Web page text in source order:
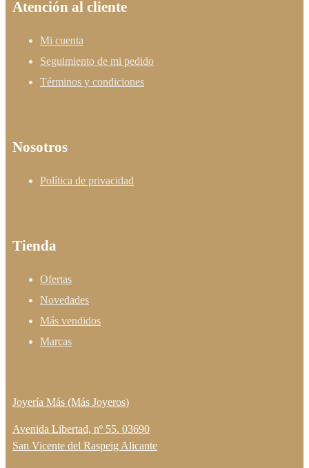
Atención al cliente
Mi cuenta
Seguimiento de mi pedido
Términos y condiciones
Nosotros
Política de privacidad
Tienda
Ofertas
Novedades
Más vendidos
Marcas
Joyería Más (Más Joyeros)
Avenida Libertad, nº 55. 03690
San Vicente del Raspeig Alicante